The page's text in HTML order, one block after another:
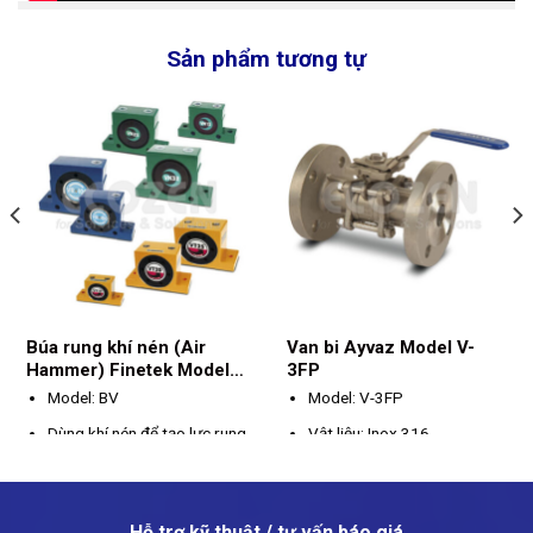
Sản phẩm tương tự
Búa rung khí nén (Air
Hammer) Finetek Model
BVModel: BV
Dùng khí nén để tạo lực rung
Van bi Ayvaz Model V-
3FP
Model: V-3FP
Vật liệu: Inox 316